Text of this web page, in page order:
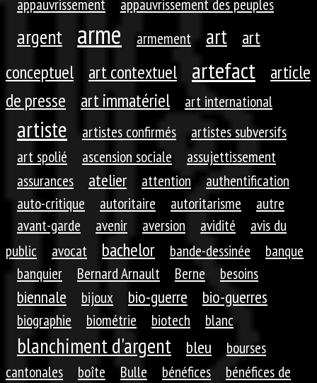
appauvrissement
appauvrissement des peuples
argent arme armement art
art
conceptuel
art contextuel artefact
article
de presse
art immatériel art international
artiste artistes confirmés
artistes subversifs
art spolié
ascension sociale
assujettissement
assurances
atelier attention
authentification
auto-critique
autoritaire autoritarisme
autre
avant-garde
avenir aversion avidité
avis du
public
avocat bachelor bande-dessinée
banque
banquier
Bernard Arnault Berne besoins
biennale bijoux bio-guerre bio-guerres
biographie biométrie biotech blanc
blanchiment d'argent bleu
bourses
cantonales
boîte Bulle bénéfices
bénéfices de